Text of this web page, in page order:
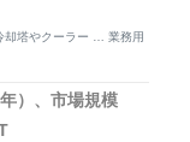
却塔やクーラー … 業務用
）、市場規模